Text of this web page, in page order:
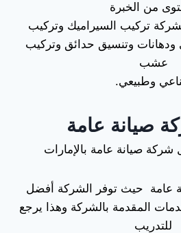
من الخبرة
تركيب السيراميك وتركيب
ودهانات وتنسيق حدائق وتركيب
عشب
وطبيعي.
صيانة عامة
صيانة عامة بالإمارات
عامة حيث توفر الشركة أفضل
المقدمة بالشركة وهذا يرجع
للتدريب